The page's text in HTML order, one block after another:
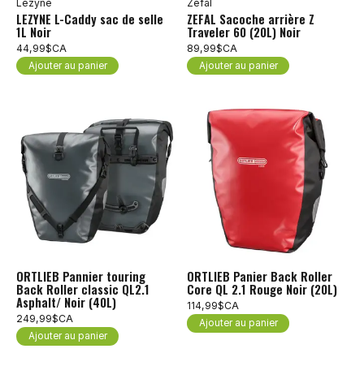
Lezyne
LEZYNE L-Caddy sac de selle
1L Noir
44,99$CA
Ajouter au panier
Zéfal
ZEFAL Sacoche arrière Z
Traveler 60 (20L) Noir
89,99$CA
Ajouter au panier
ORTLIEB Pannier touring
Back Roller classic QL2.1
Asphalt/ Noir (40L)
249,99$CA
Ajouter au panier
ORTLIEB Panier Back Roller
Core QL 2.1 Rouge Noir (20L)
114,99$CA
Ajouter au panier